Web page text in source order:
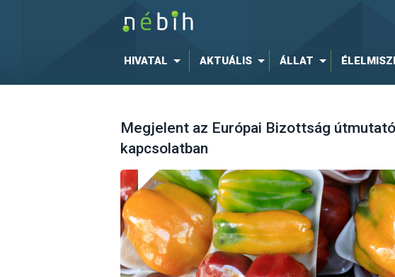
HIVATAL AKTUÁLIS ÁLLAT
Megjelent az Európai Bizottság
kapcsolatban